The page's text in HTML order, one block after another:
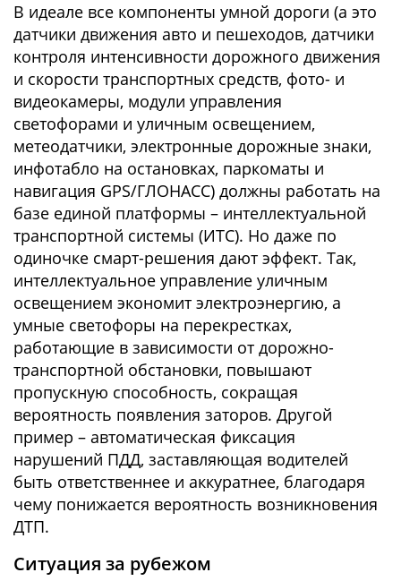
В идеале все компоненты умной дороги (а это
датчики движения авто и пешеходов, датчики
контроля интенсивности дорожного движения
и скорости транспортных средств, фото- и
видеокамеры, модули управления
светофорами и уличным освещением,
метеодатчики, электронные дорожные знаки,
инфотабло на остановках, паркоматы и
навигация GPS/ГЛОНАСС) должны работать на
базе единой платформы – интеллектуальной
транспортной системы (ИТС). Но даже по
одиночке смарт-решения дают эффект. Так,
интеллектуальное управление уличным
освещением экономит электроэнергию, а
умные светофоры на перекрестках,
работающие в зависимости от дорожно-
транспортной обстановки, повышают
пропускную способность, сокращая
вероятность появления заторов. Другой
пример – автоматическая фиксация
нарушений ПДД, заставляющая водителей
быть ответственнее и аккуратнее, благодаря
чему понижается вероятность возникновения
ДТП.
Ситуация за рубежом